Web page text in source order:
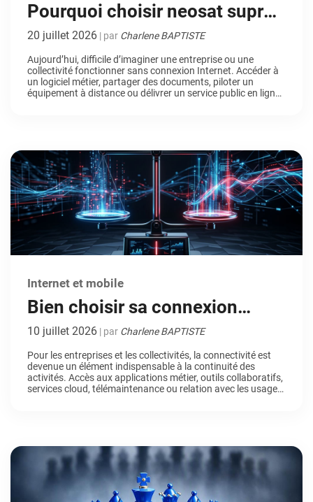
Pourquoi choisir neosat supra
(satellite LEO) pour sa
connectivité professionnelle ?
20 juillet 2026 | par Charlene BAPTISTE
Aujourd’hui, difficile d’imaginer une entreprise ou une
collectivité fonctionner sans connexion Internet. Accéder à
un logiciel métier, partager des documents, piloter un
équipement à distance ou délivrer un service public en ligne :
Internet et mobile
Bien choisir sa connexion
Internet par satellite : les
critères essentiels pour les
professionnels
10 juillet 2026 | par Charlene BAPTISTE
Pour les entreprises et les collectivités, la connectivité est
devenue un élément indispensable à la continuité des
activités. Accès aux applications métier, outils collaboratifs,
services cloud, télémaintenance ou relation avec les usagers